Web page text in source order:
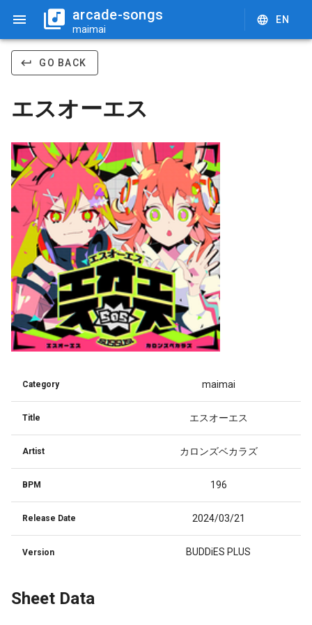
arcade-songs
maimai
EN
GO BACK
エスオーエス
Category maimai
Title エスオーエス
Artist カロンズベカラズ
BPM 196
Release Date 2024/03/21
Version BUDDiES PLUS
Sheet Data